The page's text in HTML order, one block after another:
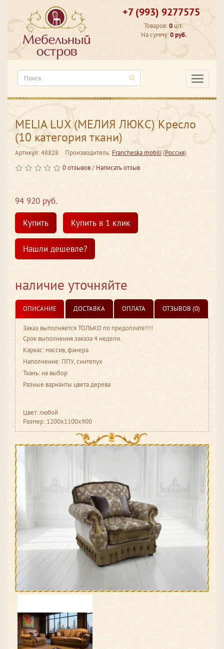
+7 (993) 9277575
Товаров:0 шт.
На сумму:0 руб.
MELIA LUX (МЕЛИЯ ЛЮКС) Кресло
(10 категория ткани)
Артикул: 48828 Производитель: Francheska mobili(Россия)
0 отзывов/ Написать отзыв
94 920 руб.
Купить
Купить в 1 клик
Нашли дешевле?
наличие уточняйте
ОПИСАНИЕ ДОСТАВКА ОПЛАТА ОТЗЫВОВ (0)
Заказ выполняется ТОЛЬКО по предоплате!!!!
Срок выполнения заказа 4 недели.
Каркас: массив, фанера
Наполнение: ППУ, синтепух
Ткань: на выбор
Разные варианты цвета дерева
Цвет: любой
Размер: 1200x1100x900